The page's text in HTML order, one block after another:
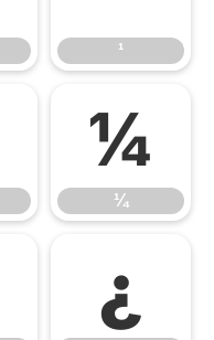
¹
¼
¼
¿